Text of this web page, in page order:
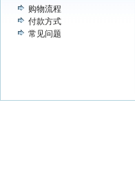
购物流程
付款方式
常见问题